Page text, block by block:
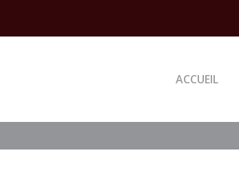
ACCUEIL